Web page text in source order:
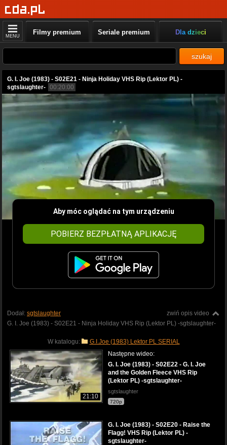
MENU Filmy premium Seriale premium Dla dzieci
szukaj
G. I. Joe (1983) - S02E21 - Ninja Holiday VHS Rip (Lektor PL) -
sgtslaughter- 00:20:00
Aby móc oglądać na tym urządzeniu
POBIERZ BEZPŁATNĄ APLIKACJĘ
zwiń opis video
Dodał: sgtslaughter
G. I. Joe (1983) - S02E21 - Ninja Holiday VHS Rip (Lektor PL) -sgtslaughter-
W katalogu: G.I.Joe (1983) Lektor PL SERIAL
21:10
Następne wideo:
G. I. Joe (1983) - S02E22 - G. I. Joe
and the Golden Fleece VHS Rip
(Lektor PL) -sgtslaughter-
sgtslaughter
720p
G. I. Joe (1983) - S02E20 - Raise the
Flagg! VHS Rip (Lektor PL) -
sgtslaughter-